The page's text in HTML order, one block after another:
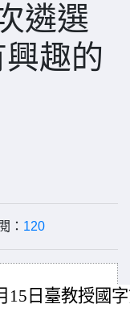
遴選
趣的
： 120
15日臺教授國